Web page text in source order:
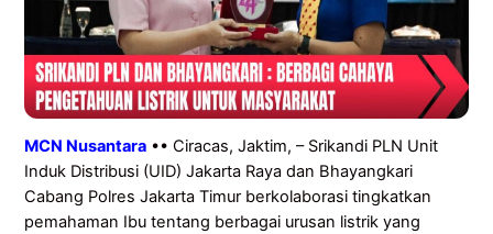
MCN Nusantara •• Ciracas, Jaktim, – Srikandi PLN Unit
Induk Distribusi (UID) Jakarta Raya dan Bhayangkari
Cabang Polres Jakarta Timur berkolaborasi tingkatkan
pemahaman Ibu tentang berbagai urusan listrik yang